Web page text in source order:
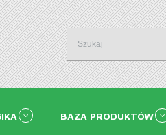
BAZA PRODUKTÓW